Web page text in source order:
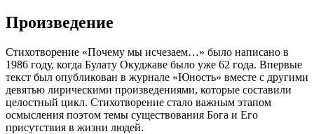
Произведение
Стихотворение «Почему мы исчезаем…» было написано в
1986 году, когда Булату Окуджаве было уже 62 года. Впервые
текст был опубликован в журнале «Юность» вместе с другими
девятью лирическими произведениями, которые составили
целостный цикл. Стихотворение стало важным этапом
осмысления поэтом темы существования Бога и Его
присутствия в жизни людей.